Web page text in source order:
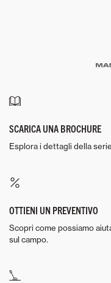
SCARICA UNA BROCHURE
Esplora i dettagli della
OTTIENI UN PREVENTIVO
Scopri come possiamo
sul campo.